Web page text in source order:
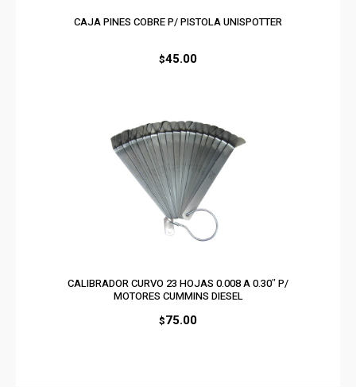
CAJA PINES COBRE P/ PISTOLA UNISPOTTER
$45.00
CALIBRADOR CURVO 23 HOJAS 0.008 A 0.30″ P/
MOTORES CUMMINS DIESEL
$75.00